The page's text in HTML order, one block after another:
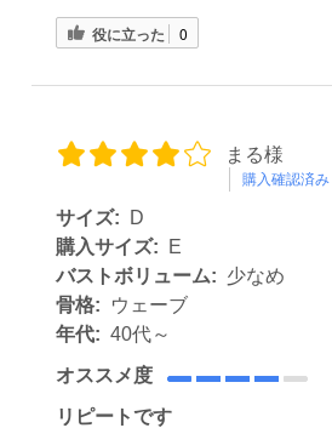
役に立った 0
まる様
購入確認済み
サイズ:
D
購入サイズ:
E
バストボリューム: 少なめ
骨格:
ウェーブ
年代: 40代～
オススメ度
リピートです